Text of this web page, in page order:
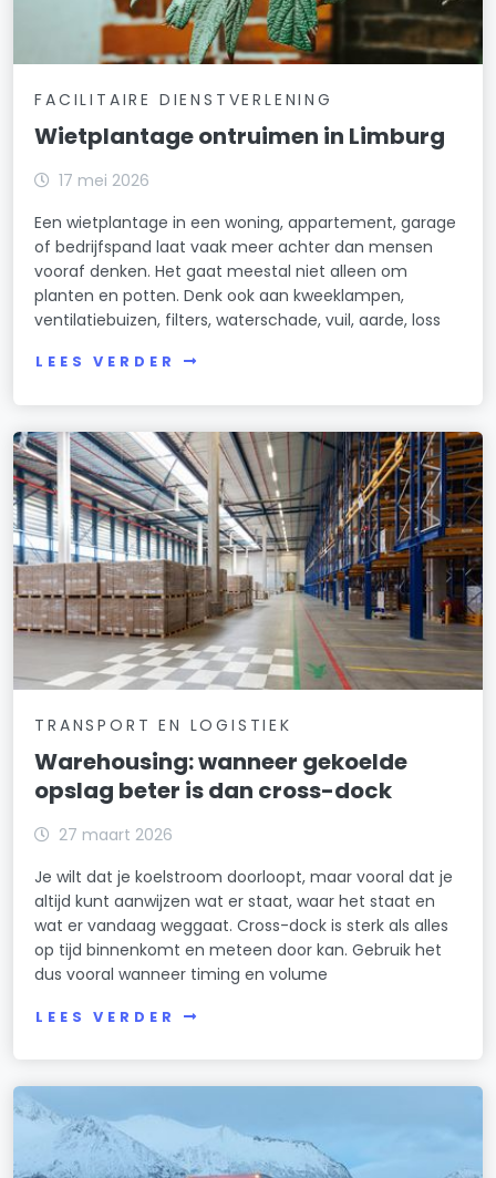
FACILITAIRE DIENSTVERLENING
Wietplantage ontruimen in Limburg
17 mei 2026
Een wietplantage in een woning, appartement, garage
of bedrijfspand laat vaak meer achter dan mensen
vooraf denken. Het gaat meestal niet alleen om
planten en potten. Denk ook aan kweeklampen,
ventilatiebuizen, filters, waterschade, vuil, aarde, loss
LEES VERDER
TRANSPORT EN LOGISTIEK
Warehousing: wanneer gekoelde
opslag beter is dan cross-dock
27 maart 2026
Je wilt dat je koelstroom doorloopt, maar vooral dat je
altijd kunt aanwijzen wat er staat, waar het staat en
wat er vandaag weggaat. Cross-dock is sterk als alles
op tijd binnenkomt en meteen door kan. Gebruik het
dus vooral wanneer timing en volume
LEES VERDER